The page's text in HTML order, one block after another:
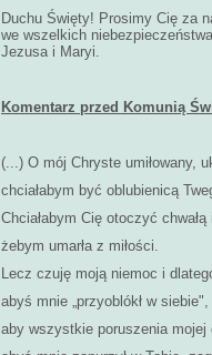
Duchu Święty! Prosimy Cię za
we wszelkich
Jezusa i Maryi.
Komentarz przed Komunią
(...) O mój Chryste umiłowany,
chciałabym być oblubienicą
Chciałabym Cię otoczyć
żebym umarła z miłości.
Lecz czuję moją niemoc i
abyś mnie „przyoblókł w siebie",
aby wszystkie poruszenia